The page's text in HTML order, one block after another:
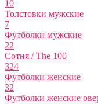
10
Толстовки мужские
7
Футболки мужские
22
Сотня / The 100
324
Футболки женские
32
Футболки женские